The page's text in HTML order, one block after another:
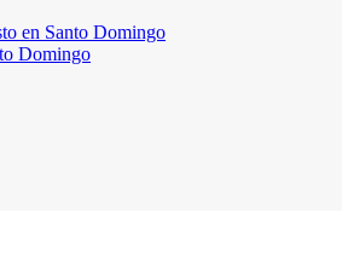
en Santo Domingo
Domingo